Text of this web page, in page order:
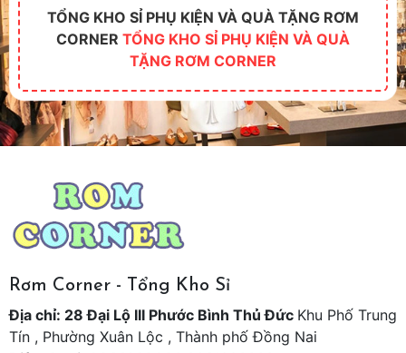
TỔNG KHO SỈ PHỤ KIỆN VÀ QUÀ TẶNG RƠM
CORNER TỔNG KHO SỈ PHỤ KIỆN VÀ QUÀ
TẶNG RƠM CORNER
Rơm Corner - Tổng Kho Sỉ
Địa chỉ: 28 Đại Lộ III Phước Bình Thủ Đức Khu Phố Trung
Tín , Phường Xuân Lộc , Thành phố Đồng Nai